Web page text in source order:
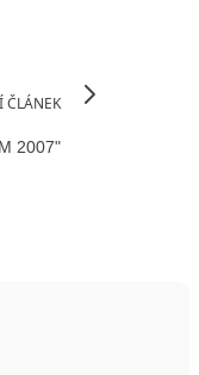
ČLÁNEK
2007"